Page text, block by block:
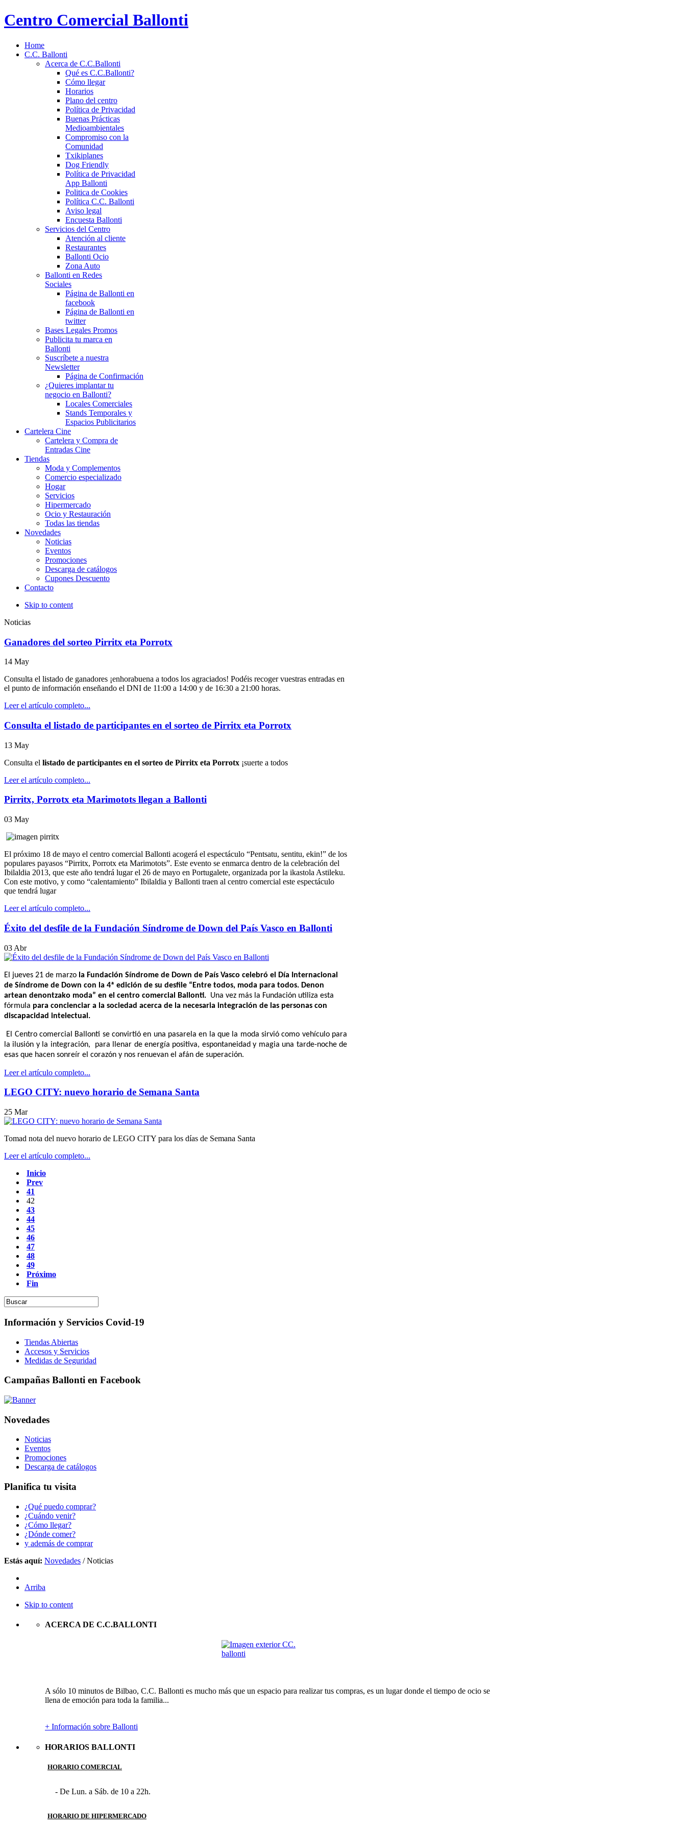
Centro Comercial Ballonti
Home
C.C. Ballonti
Acerca de C.C.Ballonti
Qué es C.C.Ballonti?
Cómo llegar
Horarios
Plano del centro
Política de Privacidad
Buenas Prácticas
Medioambientales
Compromiso con la
Comunidad
Txikiplanes
Dog Friendly
Política de Privacidad
App Ballonti
Politica de Cookies
Política C.C. Ballonti
Aviso legal
Encuesta Ballonti
Servicios del Centro
Atención al cliente
Restaurantes
Ballonti Ocio
Zona Auto
Ballonti en Redes
Sociales
Página de Ballonti en
facebook
Página de Ballonti en
twitter
Bases Legales Promos
Publicita tu marca en
Ballonti
Suscríbete a nuestra
Newsletter
Página de Confirmación
¿Quieres implantar tu
negocio en Ballonti?
Locales Comerciales
Stands Temporales y
Espacios Publicitarios
Cartelera Cine
Cartelera y Compra de
Entradas Cine
Tiendas
Moda y Complementos
Comercio especializado
Hogar
Servicios
Hipermercado
Ocio y Restauración
Todas las tiendas
Novedades
Noticias
Eventos
Promociones
Descarga de catálogos
Cupones Descuento
Contacto
Skip to content
Noticias
Ganadores del sorteo Pirritx eta Porrotx
14 May
Consulta el listado de ganadores ¡enhorabuena a todos los agraciados! Podéis recoger vuestras entradas en
el punto de información enseñando el DNI de 11:00 a 14:00 y de 16:30 a 21:00 horas.
Leer el artículo completo...
Consulta el listado de participantes en el sorteo de Pirritx eta Porrotx
13 May
Consulta el listado de participantes en el sorteo de Pirritx eta Porrotx ¡suerte a todos
Leer el artículo completo...
Pirritx, Porrotx eta Marimotots llegan a Ballonti
03 May
El próximo 18 de mayo el centro comercial Ballonti acogerá el espectáculo “Pentsatu, sentitu, ekin!” de los
populares payasos “Pirritx, Porrotx eta Marimotots”. Este evento se enmarca dentro de la celebración del
Ibilaldia 2013, que este año tendrá lugar el 26 de mayo en Portugalete, organizada por la ikastola Astileku.
Con este motivo, y como “calentamiento” Ibilaldia y Ballonti traen al centro comercial este espectáculo
que tendrá lugar
Leer el artículo completo...
Éxito del desfile de la Fundación Síndrome de Down del País Vasco en Ballonti
03 Abr
El jueves 21 de marzo la Fundación Síndrome de Down de País Vasco celebró el Día Internacional
de Síndrome de Down con la 4ª edición de su desfile “Entre todos, moda para todos. Denon
artean denontzako moda” en el centro comercial Ballonti. Una vez más la Fundación utiliza esta
fórmula para concienciar a la sociedad acerca de la necesaria integración de las personas con
discapacidad intelectual.
El Centro comercial Ballonti se convirtió en una pasarela en la que la moda sirvió como vehículo para
la ilusión y la integración, para llenar de energía positiva, espontaneidad y magia una tarde-noche de
esas que hacen sonreír el corazón y nos renuevan el afán de superación.
Leer el artículo completo...
LEGO CITY: nuevo horario de Semana Santa
25 Mar
Tomad nota del nuevo horario de LEGO CITY para los días de Semana Santa
Leer el artículo completo...
Inicio
Prev
41
42
43
44
45
46
47
48
49
Próximo
Fin
Información y Servicios Covid-19
Tiendas Abiertas
Accesos y Servicios
Medidas de Seguridad
Campañas Ballonti en Facebook
Novedades
Noticias
Eventos
Promociones
Descarga de catálogos
Planifica tu visita
¿Qué puedo comprar?
¿Cuándo venir?
¿Cómo llegar?
¿Dónde comer?
y además de comprar
Estás aquí: Novedades /Noticias
Arriba
Skip to content
ACERCA DE C.C.BALLONTI
A sólo 10 minutos de Bilbao, C.C. Ballonti es mucho más que un espacio para realizar tus compras, es un lugar donde el tiempo de ocio se
llena de emoción para toda la familia...
+ Información sobre Ballonti
HORARIOS BALLONTI
HORARIO COMERCIAL
- De Lun. a Sáb. de 10 a 22h.
HORARIO DE HIPERMERCADO